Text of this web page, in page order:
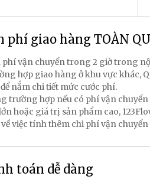
phí giao hàng TOÀN
phí vận chuyển trong 2 giờ trong
hợp giao hàng ở khu vực khác,
nắm chi tiết mức cước phí.
trường hợp nếu có phí vận
hoặc giá trị sản phẩm cao,
việc tính thêm chi phí vận chuyển
toán dễ dàng